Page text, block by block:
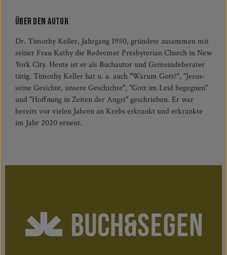
Über den Autor
Dr. Timothy Keller, Jahrgang 1950, gründete zusammen mit
seiner Frau Kathy die Redeemer Presbyterian Church in New
York City. Heute ist er als Buchautor und Gemeindeberater
tätig. Timothy Keller hat u. a. auch "Warum Gott?", "Jesus-
seine Gesichte, unsere Geschichte", "Gott im Leid begegnen"
und "Hoffnung in Zeiten der Angst" geschrieben. Er war
bereits vor vielen Jahren an Krebs erkrankt und erkrankte
im Jahr 2020 erneut.